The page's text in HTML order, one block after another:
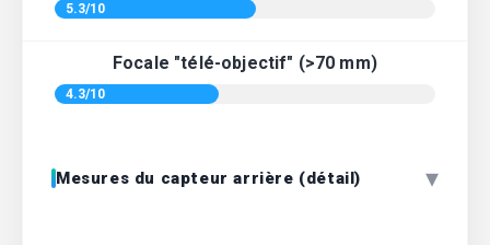
5.3/10
Focale "télé-objectif" (>70 mm)
4.3/10
Mesures du capteur arrière (détail) ▾